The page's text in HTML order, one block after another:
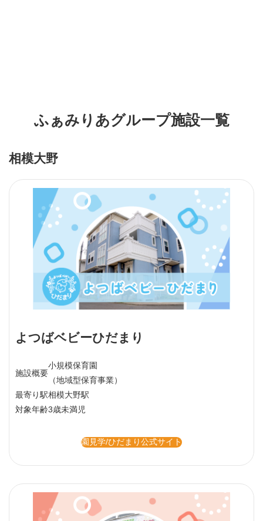
ふぁみりあグループ施設一覧
相模大野
よつばベビーひだまり
施設概要
小規模保育園
（地域型保育事業）
最寄り駅相模大野駅
対象年齢3歳未満児
園見学/ひだまり公式サイト